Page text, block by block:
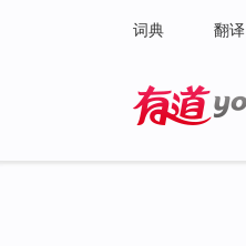
词典 翻译